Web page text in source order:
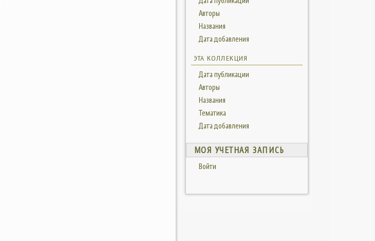
Авторы
Названия
Дата добавления
ЭТА КОЛЛЕКЦИЯ
Дата публикации
Авторы
Названия
Тематика
Дата добавления
МОЯ УЧЕТНАЯ ЗАПИСЬ
Войти